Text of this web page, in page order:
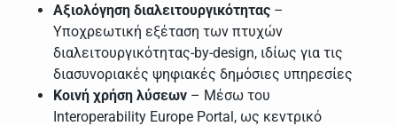
Αξιολόγηση διαλειτουργικότητας –
Υποχρεωτική εξέταση των πτυχών
διαλειτουργικότητας-by-design, ιδίως για τις
διασυνοριακές ψηφιακές δημόσιες υπηρεσίες
Κοινή χρήση λύσεων – Μέσω του
Interoperability Europe Portal, ως κεντρικό